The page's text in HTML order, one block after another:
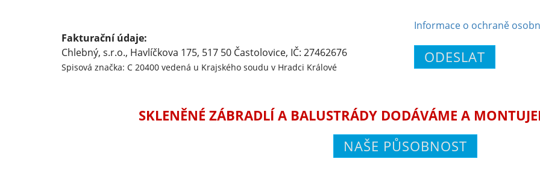
Fakturační údaje:
Chlebný, s.r.o., Havlíčkova 175, 517 50 Častolovice, IČ: 27462676
Spisová značka: C 20400 vedená u Krajského soudu v Hradci Králové
Informace o ochraně
ODESLAT
SKLENĚNÉ ZÁBRADLÍ A BALUSTRÁDY DODÁVÁME A
NAŠE PŮSOBNOST